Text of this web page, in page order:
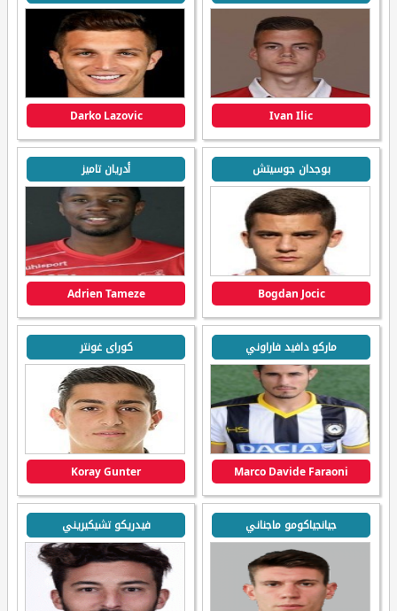
Ivan Ilic
Darko Lazovic
بوجدان جوسيتش
Bogdan Jocic
أدريان تاميز
Adrien Tameze
ماركو دافيد فاراوني
Marco Davide Faraoni
كوراى غونتر
Koray Gunter
جيانجياكومو ماجناني فيدريكو تشيكيريني